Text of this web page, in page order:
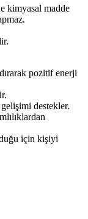
kimyasal madde
pozitif enerji
gelişimi destekler.
için kişiyi